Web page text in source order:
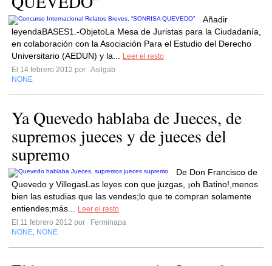
Añadir
leyendaBASES1.-ObjetoLa Mesa de Juristas para la Ciudadanía,
en colaboración con la Asociación Para el Estudio del Derecho
Universitario (AEDUN) y la...
Leer el resto
El 14 febrero 2012 por Asilgab
NONE
Ya Quevedo hablaba de Jueces, de
supremos jueces y de jueces del
supremo
De Don Francisco de
Quevedo y VillegasLas leyes con que juzgas, ¡oh Batino!,menos
bien las estudias que las vendes;lo que te compran solamente
entiendes;más...
Leer el resto
El 11 febrero 2012 por
Ferminapa
NONE NONE